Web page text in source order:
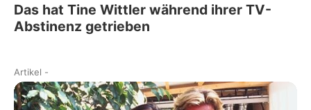
Das hat Tine Wittler während ihrer TV-
Abstinenz getrieben
Artikel -